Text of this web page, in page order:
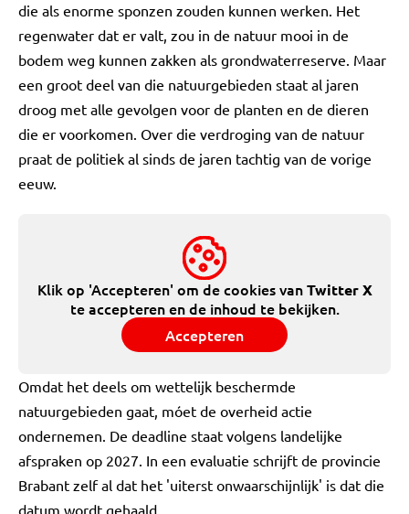
die als enorme sponzen zouden kunnen werken. Het
regenwater dat er valt, zou in de natuur mooi in de
bodem weg kunnen zakken als grondwaterreserve. Maar
een groot deel van die natuurgebieden staat al jaren
droog met alle gevolgen voor de planten en de dieren
die er voorkomen. Over die verdroging van de natuur
praat de politiek al sinds de jaren tachtig van de vorige
eeuw.
Klik op 'Accepteren' om de cookies vanTwitter X
te accepteren en de inhoud te bekijken.
Accepteren
Omdat het deels om wettelijk beschermde
natuurgebieden gaat, móet de overheid actie
ondernemen. De deadline staat volgens landelijke
afspraken op 2027. In een evaluatie schrijft de provincie
Brabant zelf al dat het 'uiterst onwaarschijnlijk' is dat die
datum wordt gehaald.